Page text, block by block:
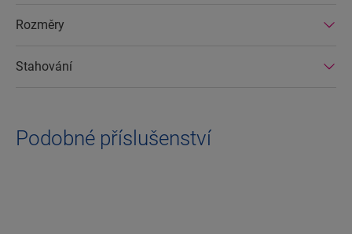
Rozměry
Stahování
Podobné příslušenství